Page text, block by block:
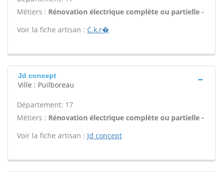
Métiers : Rénovation électrique complète ou partielle -
Voir la fiche artisan : C.k.r�
Jd concept
Ville : Puilboreau
Département: 17
Métiers : Rénovation électrique complète ou partielle -
Voir la fiche artisan : Jd concept